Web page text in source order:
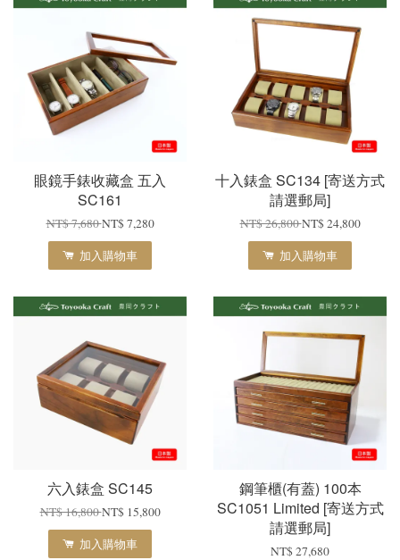
眼鏡手錶收藏盒 五入
SC161
NT$ 7,680NT$ 7,280
加入購物車
十入錶盒 SC134 [寄送方式
請選郵局]
NT$ 26,800NT$ 24,800
加入購物車
六入錶盒 SC145
NT$ 16,800NT$ 15,800
加入購物車
鋼筆櫃(有蓋) 100本
SC1051 Limited [寄送方式
請選郵局]
NT$ 27,680